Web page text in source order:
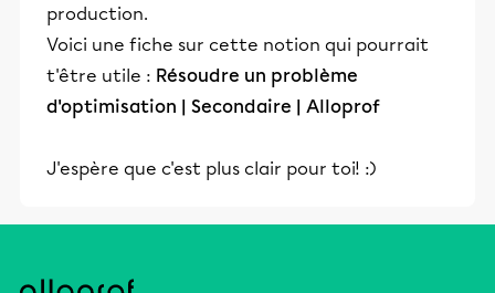
production.
Voici une fiche sur cette notion qui pourrait
t'être utile : Résoudre un problème
d'optimisation | Secondaire | Alloprof
J'espère que c'est plus clair pour toi! :)